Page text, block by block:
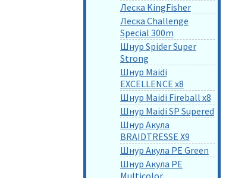
Леска KingFisher
Леска Challenge
Special 300m
Шнур Spider Super
Strong
Шнур Maidi
EXCELLENCE x8
Шнур Maidi Fireball x8
Шнур Maidi SP Supered
Шнур Акула
BRAIDTRESSE X9
Шнур Акула PE Green
Шнур Акула PE
Multicolor